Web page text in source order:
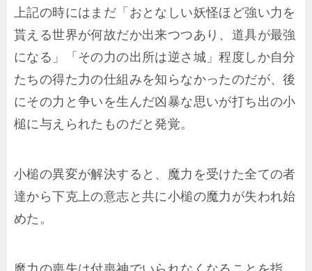
上記の時にはまだ「おとなしい妖怪ほど強い力を
貰える世界が何故だか出来つつあり、道具が最強
になる」「その力の出所は逆さ城」程度しか自分
たちの得た力の仕組みを知らなかったのだが、後
にその力と争いを生んだ凶暴な思いが打ち出の小
槌に与えられたものだと発覚。
小槌の異変が解決すると、魔力を受けた全ての者
達から下克上の意志と共に小槌の魔力が失われ始
めた。